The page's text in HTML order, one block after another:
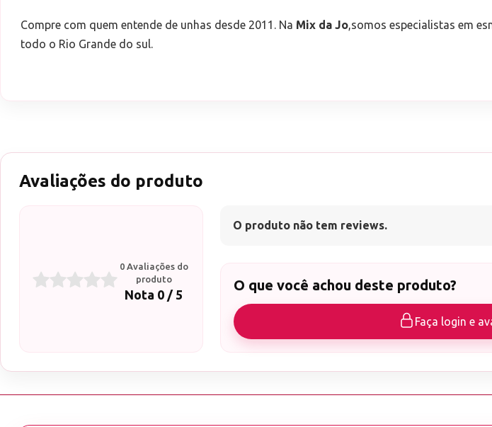
Compre com quem entende de unhas desde 2011. Na Mix da Jo,somos especialistas em
todo o Rio Grande do sul.
Avaliações do produto
0 Avaliações do
produto
Nota 0 / 5
O produto não tem reviews.
O que você achou deste produto?
Faça login e